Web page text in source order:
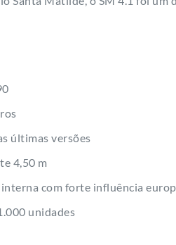
últimas versões
4,50 m
com forte influência
unidades